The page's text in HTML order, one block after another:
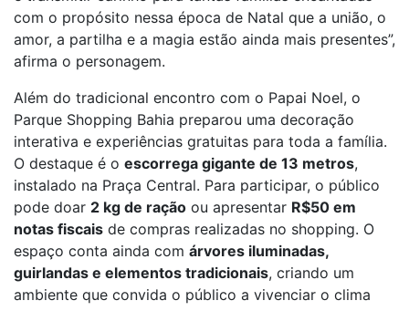
com o propósito nessa época de Natal que a união, o
amor, a partilha e a magia estão ainda mais presentes”,
afirma o personagem.
Além do tradicional encontro com o Papai Noel, o
Parque Shopping Bahia preparou uma decoração
interativa e experiências gratuitas para toda a família.
O destaque é o escorrega gigante de 13 metros,
instalado na Praça Central. Para participar, o público
pode doar 2 kg de ração ou apresentar R$50 em
notas fiscais de compras realizadas no shopping. O
espaço conta ainda com árvores iluminadas,
guirlandas e elementos tradicionais, criando um
ambiente que convida o público a vivenciar o clima